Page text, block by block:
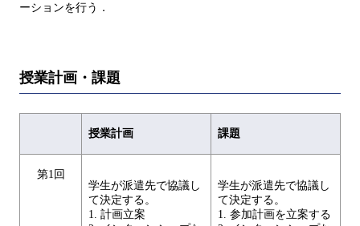
ーションを行う．
授業計画・課題
授業計画 課題
第1回
学生が派遣先で協議し
て決定する。
1. 計画立案
学生が派遣先で協議し
て決定する。
1. 参加計画を立案する